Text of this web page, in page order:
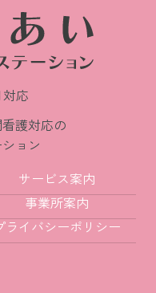
対応
護対応の
ョン
サービス案内
事業所案内
ライバシーポリシー